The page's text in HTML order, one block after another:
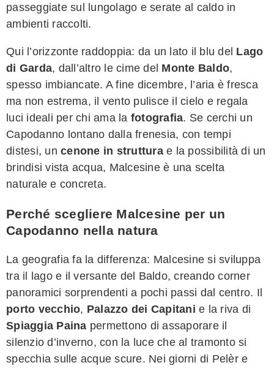
passeggiate sul lungolago e serate al caldo in
ambienti raccolti.
Qui l’orizzonte raddoppia: da un lato il blu del Lago
di Garda, dall’altro le cime del Monte Baldo,
spesso imbiancate. A fine dicembre, l’aria è fresca
ma non estrema, il vento pulisce il cielo e regala
luci ideali per chi ama la fotografia. Se cerchi un
Capodanno lontano dalla frenesia, con tempi
distesi, un cenone in strutturae la possibilità di un
brindisi vista acqua, Malcesine è una scelta
naturale e concreta.
Perché scegliere Malcesine per un
Capodanno nella natura
La geografia fa la differenza: Malcesine si sviluppa
tra il lago e il versante del Baldo, creando corner
panoramici sorprendenti a pochi passi dal centro. Il
porto vecchio, Palazzo dei Capitani e la riva di
Spiaggia Paina permettono di assaporare il
silenzio d’inverno, con la luce che al tramonto si
specchia sulle acque scure. Nei giorni di Pelèr e